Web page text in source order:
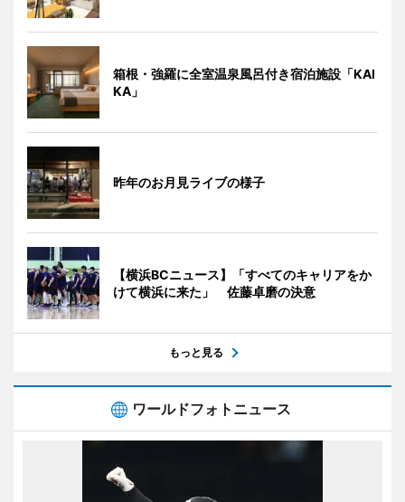
箱根・強羅に全室温泉風呂付き宿泊施設「KAI
KA」
昨年のお月見ライブの様子
【横浜BCニュース】「すべてのキャリアをか
けて横浜に来た」 佐藤卓磨の決意
もっと見る
ワールドフォトニュース